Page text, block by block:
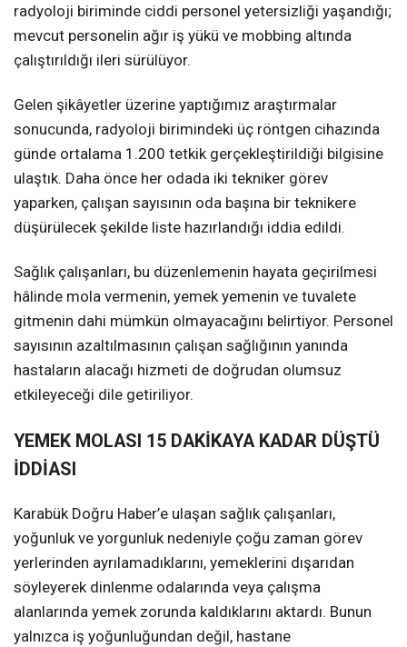
radyoloji biriminde ciddi personel yetersizliği yaşandığı;
mevcut personelin ağır iş yükü ve mobbing altında
çalıştırıldığı ileri sürülüyor.
Gelen şikâyetler üzerine yaptığımız araştırmalar
sonucunda, radyoloji birimindeki üç röntgen cihazında
günde ortalama 1.200 tetkik gerçekleştirildiği bilgisine
ulaştık. Daha önce her odada iki tekniker görev
yaparken, çalışan sayısının oda başına bir teknikere
düşürülecek şekilde liste hazırlandığı iddia edildi.
Sağlık çalışanları, bu düzenlemenin hayata geçirilmesi
hâlinde mola vermenin, yemek yemenin ve tuvalete
gitmenin dahi mümkün olmayacağını belirtiyor. Personel
sayısının azaltılmasının çalışan sağlığının yanında
hastaların alacağı hizmeti de doğrudan olumsuz
etkileyeceği dile getiriliyor.
YEMEK MOLASI 15 DAKİKAYA KADAR DÜŞTÜ
İDDİASI
Karabük Doğru Haber’e ulaşan sağlık çalışanları,
yoğunluk ve yorgunluk nedeniyle çoğu zaman görev
yerlerinden ayrılamadıklarını, yemeklerini dışarıdan
söyleyerek dinlenme odalarında veya çalışma
alanlarında yemek zorunda kaldıklarını aktardı. Bunun
yalnızca iş yoğunluğundan değil, hastane